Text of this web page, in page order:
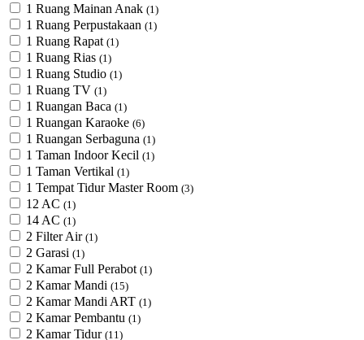
1 Ruang Mainan Anak (1)
1 Ruang Perpustakaan (1)
1 Ruang Rapat (1)
1 Ruang Rias (1)
1 Ruang Studio (1)
1 Ruang TV (1)
1 Ruangan Baca (1)
1 Ruangan Karaoke (6)
1 Ruangan Serbaguna (1)
1 Taman Indoor Kecil (1)
1 Taman Vertikal (1)
1 Tempat Tidur Master Room (3)
12 AC (1)
14 AC (1)
2 Filter Air (1)
2 Garasi (1)
2 Kamar Full Perabot (1)
2 Kamar Mandi (15)
2 Kamar Mandi ART (1)
2 Kamar Pembantu (1)
2 Kamar Tidur (11)